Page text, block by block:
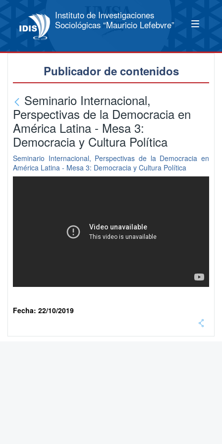
Instituto de Investigaciones
Sociológicas “Mauricio Lefebvre”
Publicador de contenidos
Seminario Internacional,
Perspectivas de la Democracia en
América Latina - Mesa 3:
Democracia y Cultura Política
Seminario Internacional, Perspectivas de la Democracia en
América Latina - Mesa 3: Democracia y Cultura Política
Fecha: 22/10/2019